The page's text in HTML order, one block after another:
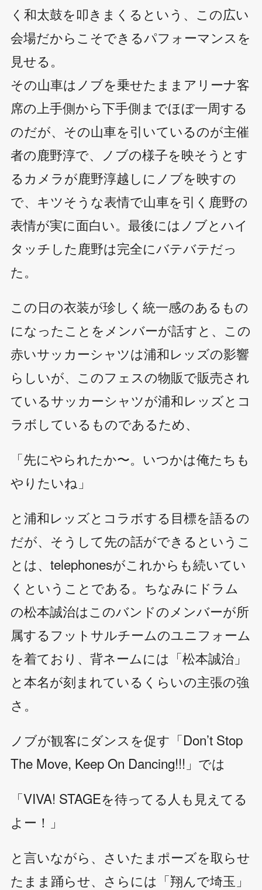
く和太鼓を叩きまくるという、この広い
会場だからこそできるパフォーマンスを
見せる。
その山車はノブを乗せたままアリーナ客
席の上手側から下手側までほぼ一周する
のだが、その山車を引いているのが主催
者の鹿野淳で、ノブの様子を映そうとす
るカメラが鹿野淳越しにノブを映すの
で、キツそうな表情で山車を引く鹿野の
表情が実に面白い。最後にはノブとハイ
タッチした鹿野は完全にバテバテだっ
た。
この日の衣装が珍しく統一感のあるもの
になったことをメンバーが話すと、この
赤いサッカーシャツは浦和レッズの影響
らしいが、このフェスの物販で販売され
ているサッカーシャツが浦和レッズとコ
ラボしているものであるため、
「先にやられたか〜。いつかは俺たちも
やりたいね」
と浦和レッズとコラボする目標を語るの
だが、そうして先の話ができるというこ
とは、telephonesがこれからも続いてい
くということである。ちなみにドラム
の松本誠治はこのバンドのメンバーが所
属するフットサルチームのユニフォーム
を着ており、背ネームには「松本誠治」
と本名が刻まれているくらいの主張の強
さ。
ノブが観客にダンスを促す「Don’t Stop
The Move, Keep On Dancing!!!」では
「VIVA! STAGEを待ってる人も見えてる
よー！」
と言いながら、さいたまポーズを取らせ
たまま踊らせ、さらには「翔んで埼玉」